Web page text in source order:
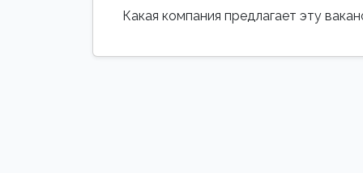
Какая компания предлагает эту